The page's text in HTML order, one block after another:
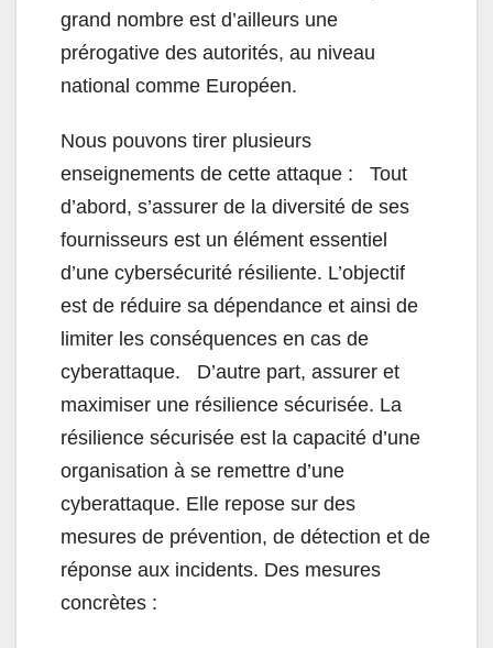
grand nombre est d’ailleurs une
prérogative des autorités, au niveau
national comme Européen.
Nous pouvons tirer plusieurs
enseignements de cette attaque : Tout
d’abord, s’assurer de la diversité de ses
fournisseurs est un élément essentiel
d’une cybersécurité résiliente. L’objectif
est de réduire sa dépendance et ainsi de
limiter les conséquences en cas de
cyberattaque. D’autre part, assurer et
maximiser une résilience sécurisée. La
résilience sécurisée est la capacité d’une
organisation à se remettre d’une
cyberattaque. Elle repose sur des
mesures de prévention, de détection et de
réponse aux incidents. Des mesures
concrètes :